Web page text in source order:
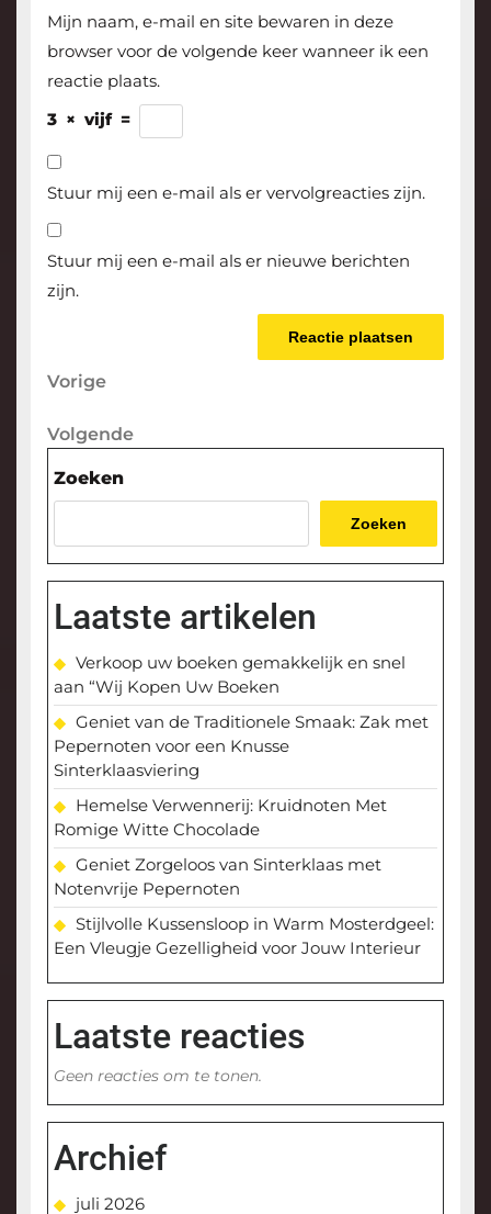
Mijn naam, e-mail en site bewaren in deze
browser voor de volgende keer wanneer ik een
reactie plaats.
3 × vijf =
Stuur mij een e-mail als er vervolgreacties zijn.
Stuur mij een e-mail als er nieuwe berichten
zijn.
Berichtnavigatie
Vorige
Vorige
Volgende
Volgende
Zoeken
Zoeken
Laatste artikelen
Verkoop uw boeken gemakkelijk en snel
aan “Wij Kopen Uw Boeken
Geniet van de Traditionele Smaak: Zak met
Pepernoten voor een Knusse
Sinterklaasviering
Hemelse Verwennerij: Kruidnoten Met
Romige Witte Chocolade
Geniet Zorgeloos van Sinterklaas met
Notenvrije Pepernoten
Stijlvolle Kussensloop in Warm Mosterdgeel:
Een Vleugje Gezelligheid voor Jouw Interieur
Laatste reacties
Geen reacties om te tonen.
Archief
juli 2026